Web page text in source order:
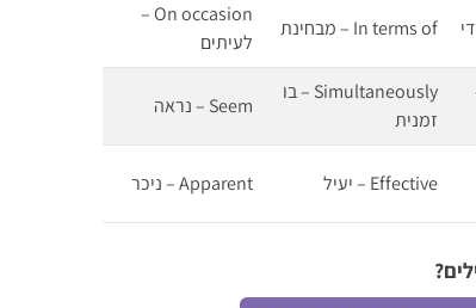
In terms of – מבחינת
On occasion –
לעיתים
Simultaneously – בו
זמנית
Seem – נראה
Effective – יעיל Apparent – ניכר